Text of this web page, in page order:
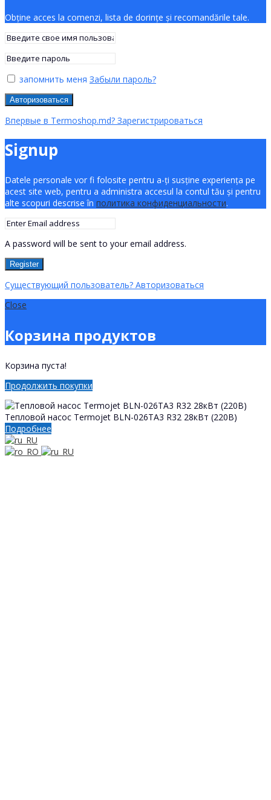
Obține acces la comenzi, lista de dorințe și recomandările tale.
запомнить меня Забыли пароль?
Авторизоваться
Впервые в Termoshop.md? Зарегистрироваться
Signup
Datele personale vor fi folosite pentru a-ți susține experiența pe
acest site web, pentru a administra accesul la contul tău și pentru
alte scopuri descrise în политика конфиденциальности.
A password will be sent to your email address.
Register
Существующий пользователь? Авторизоваться
Close
Корзина продуктов
Корзина пуста!
Продолжить покупки
Тепловой насос Termojet BLN-026TA3 R32 28кВт (220В)
Подробнее